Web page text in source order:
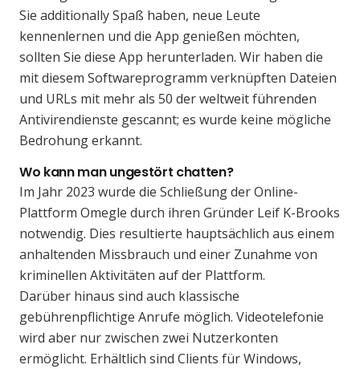
Sie additionally Spaß haben, neue Leute
kennenlernen und die App genießen möchten,
sollten Sie diese App herunterladen. Wir haben die
mit diesem Softwareprogramm verknüpften Dateien
und URLs mit mehr als 50 der weltweit führenden
Antivirendienste gescannt; es wurde keine mögliche
Bedrohung erkannt.
Wo kann man ungestört chatten?
Im Jahr 2023 wurde die Schließung der Online-
Plattform Omegle durch ihren Gründer Leif K-Brooks
notwendig. Dies resultierte hauptsächlich aus einem
anhaltenden Missbrauch und einer Zunahme von
kriminellen Aktivitäten auf der Plattform.
Darüber hinaus sind auch klassische
gebührenpflichtige Anrufe möglich. Videotelefonie
wird aber nur zwischen zwei Nutzerkonten
ermöglicht. Erhältlich sind Clients für Windows,